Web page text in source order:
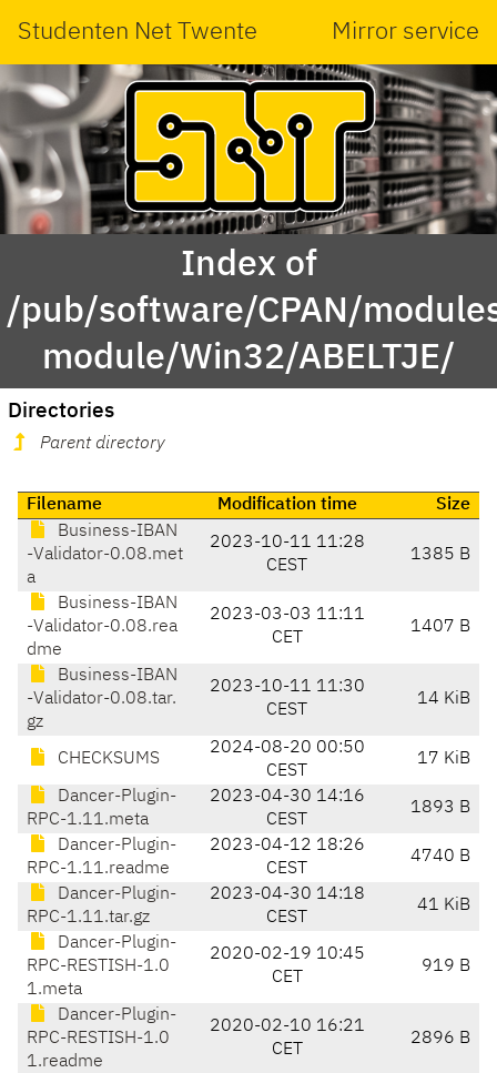
Studenten Net Twente Mirror service
Index of
/pub/software/CPAN/
module/Win32/ABELTJE/
Directories
Parent directory
Filename Modification time
Size
Business-IBAN
-Validator-0.08.met
a
2023-10-11 11:28
CEST
1385 B
Business-IBAN
-Validator-0.08.rea
dme
2023-03-03 11:11
CET
1407 B
Business-IBAN
-Validator-0.08.tar.
gz
2023-10-11 11:30
CEST
14 KiB
CHECKSUMS
2024-08-20 00:50
CEST
17 KiB
Dancer-Plugin-
RPC-1.11.meta
2023-04-30 14:16
CEST
1893 B
Dancer-Plugin-
RPC-1.11.readme
2023-04-12 18:26
CEST
4740 B
Dancer-Plugin-
RPC-1.11.tar.gz
2023-04-30 14:18
CEST
41 KiB
Dancer-Plugin-
RPC-RESTISH-1.0
1.meta
2020-02-19 10:45
CET
919 B
Dancer-Plugin-
RPC-RESTISH-1.0
1.readme
2020-02-10 16:21
CET
2896 B